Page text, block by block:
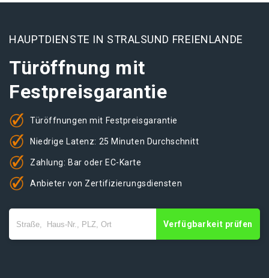
HAUPTDIENSTE IN STRALSUND FREIENLANDE
Türöffnung mit
Festpreisgarantie
Türöffnungen mit Festpreisgarantie
Niedrige Latenz: 25 Minuten Durchschnitt
Zahlung: Bar oder EC-Karte
Anbieter von Zertifizierungsdiensten
Verfügbarkeit prüfen